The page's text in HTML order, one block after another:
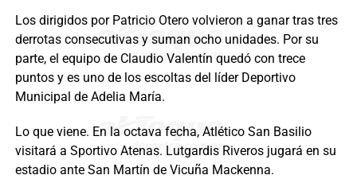
Los dirigidos por Patricio Otero volvieron a ganar tras tres
derrotas consecutivas y suman ocho unidades. Por su
parte, el equipo de Claudio Valentín quedó con trece
puntos y es uno de los escoltas del líder Deportivo
Municipal de Adelia María.
Lo que viene. En la octava fecha, Atlético San Basilio
visitará a Sportivo Atenas. Lutgardis Riveros jugará en su
estadio ante San Martín de Vicuña Mackenna.